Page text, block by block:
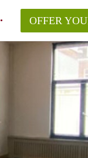
OFFER